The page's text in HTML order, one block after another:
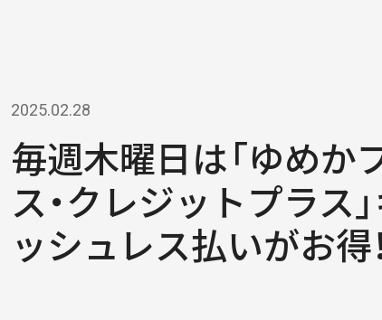
2025.02.28
毎週木曜日は「ゆめか
ス・クレジットプラス
ッシュレス払いがお得